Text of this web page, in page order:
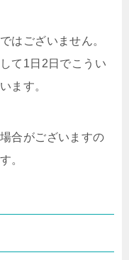
はございません。
て1日2日でこうい
ます。
合がございますの
。